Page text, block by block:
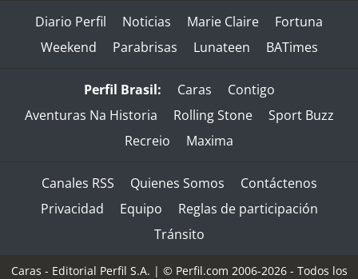
Diario Perfil Noticias Marie Claire
Fortuna
Weekend
Parabrisas Lunateen BATimes
Perfil Brasil: Caras
Contigo
Aventuras Na Historia
Rolling Stone
Sport Buzz
Recreio
Maxima
Canales RSS Quienes Somos
Contáctenos
Privacidad
Equipo
Reglas de participación
Tránsito
Caras - Editorial Perfil S.A. | © Perfil.com 2006-2026 - Todos los